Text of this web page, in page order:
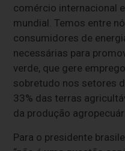
comércio internacional
mundial. Temos entre
consumidores de
necessárias para
verde, que gere
sobretudo nos setores
33% das terras
da produção
Para o presidente